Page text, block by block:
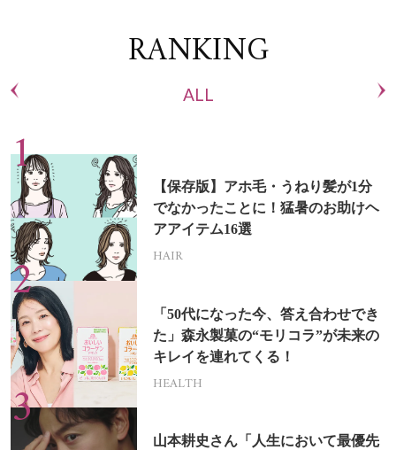
RANKING
ALL
【保存版】アホ毛・うねり髪が1分
でなかったことに！猛暑のお助けヘ
アアイテム16選
HAIR
「50代になった今、答え合わせでき
た」森永製菓の“モリコラ”が未来の
キレイを連れてくる！
HEALTH
山本耕史さん「人生において最優先